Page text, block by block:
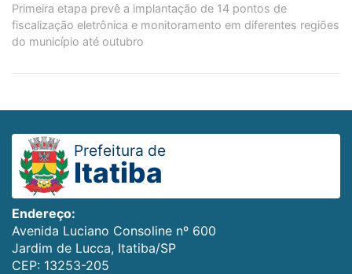
Primeira etapa prevê a implantação de 14 pontos de
fiscalização eletrônica e monitoramento em diferentes regiões
do município até outubro
Prefeitura de
Itatiba
Endereço:
Avenida Luciano Consoline nº 600
Jardim de Lucca, Itatiba/SP
CEP: 13253-205